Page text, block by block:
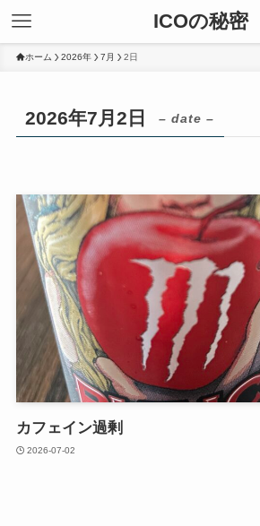
ICOの秘密
ホーム 2026年 7月 2日
2026年7月2日 – date –
カフェイン過剰
2026-07-02